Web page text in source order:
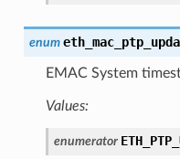
enum
EMAC System
Values:
enumerator